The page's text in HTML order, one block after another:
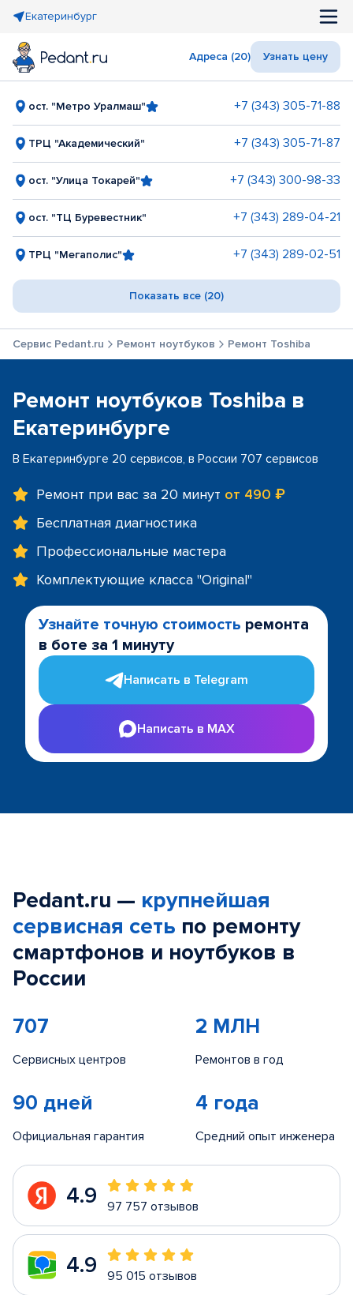
Екатеринбург
Адреса (20) Узнать цену
ост. "Метро Уралмаш" +7 (343) 305-71-88
ТРЦ "Академический" +7 (343) 305-71-87
ост. "Улица Токарей" +7 (343) 300-98-33
ост. "ТЦ Буревестник" +7 (343) 289-04-21
ТРЦ "Мегаполис" +7 (343) 289-02-51
Показать все (20)
Сервис Pedant.ru Ремонт ноутбуков Ремонт Toshiba
Ремонт ноутбуков Toshiba в
Екатеринбурге
В Екатеринбурге 20 сервисов, в России 707 сервисов
Ремонт при вас за 20 минут от 490 ₽
Бесплатная диагностика
Профессиональные мастера
Комплектующие класса "Original"
Узнайте точную стоимость ремонта
в боте за 1 минуту
Написать в Telegram
Написать в MAX
Pedant.ru — крупнейшая
сервисная сеть по ремонту
смартфонов и ноутбуков в
России
707
Сервисных центров
2 МЛН
Ремонтов в год
90 дней
Официальная гарантия
4 года
Средний опыт инженера
4.9 97 757 отзывов
4.9 95 015 отзывов